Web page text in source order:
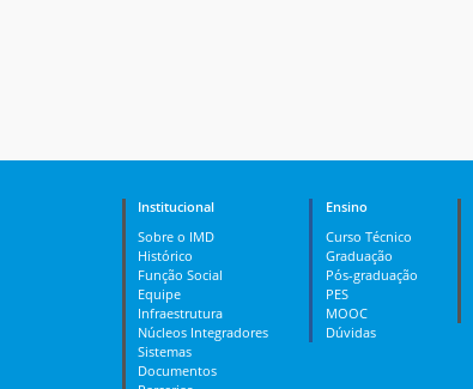
Institucional
Sobre o IMD
Histórico
Função Social
Equipe
Infraestrutura
Núcleos Integradores
Sistemas
Documentos
Ensino
Curso Técnico
Graduação
Pós-graduação
PES
MOOC
Dúvidas